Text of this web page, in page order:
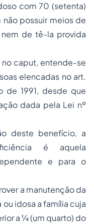
com 70 (setenta)
possuir meios de
de tê-la provida
no caput, entende-se
elencadas no art.
de 1991, desde que
dada pela Lei nº
deste benefício, a
é aquela
e para o
a manutenção da
idosa a família cuja
a ¼ (um quarto) do